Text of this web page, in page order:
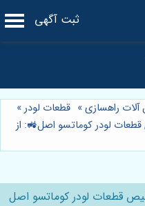
ثبت آگهی
آلات راهسازی» قطعات لودر»
لودر کوماتسو اصل🚜: از
قطعات لودر کوماتسو اصل